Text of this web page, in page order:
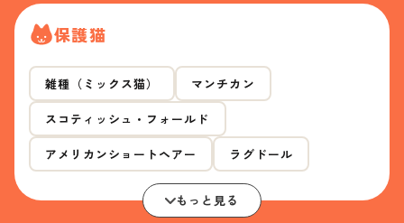
保護猫
雑種（ミックス猫） マンチカン
スコティッシュ・フォールド
アメリカンショートヘアー ラグドール
もっと見る